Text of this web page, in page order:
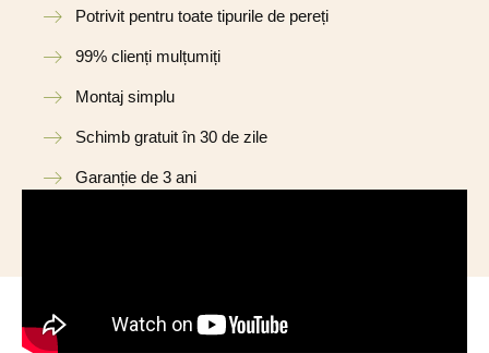
Potrivit pentru toate tipurile de pereți
99% clienți mulțumiți
Montaj simplu
Schimb gratuit în 30 de zile
Garanție de 3 ani